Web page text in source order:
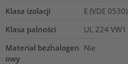
Klasa izolacji
E (VDE 0530)
Klasa palności
UL 224 VW1
Materiał bezhalogen
owy
Nie